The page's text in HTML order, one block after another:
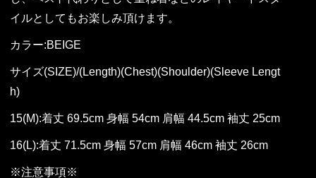
イルとしてもお楽しみ頂けます。
カラー:BEIGE
サイズ(SIZE)/(Length)(Chest)(Shoulder)(Sleeve Lengt
h)
15(M):着丈 69.5cm 身幅 54cm 肩幅 44.5cm 袖丈 25cm
16(L):着丈 71.5cm 身幅 57cm 肩幅 46cm 袖丈 26cm
※注意事項※